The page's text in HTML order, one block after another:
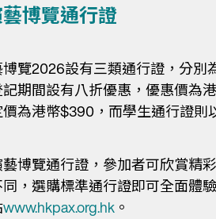
博覽通行證
覽2026設有三類通行證，分別
期間設有八折優惠，優惠價為
為港幣$390，而學生通行證則
博覽通行證，參加者可欣賞精
，選購標準通行證即可全面體
www.hkpax.org.hk 。